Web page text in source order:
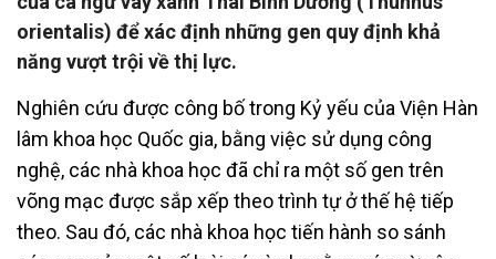
orientalis) để xác định những gen quy định khả
năng vượt trội về thị lực.
Nghiên cứu được công bố trong Kỷ yếu của Viện Hàn
lâm khoa học Quốc gia, bằng việc sử dụng công
nghệ, các nhà khoa học đã chỉ ra một số gen trên
võng mạc được sắp xếp theo trình tự ở thế hệ tiếp
theo. Sau đó, các nhà khoa học tiến hành so sánh